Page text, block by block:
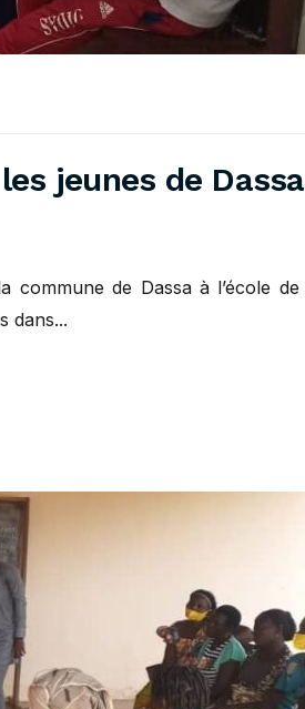
jeunes de Dassa
commune de Dassa à l’école de
dans...